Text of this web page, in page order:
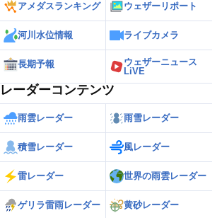
アメダスランキング ウェザーリポート
河川水位情報 ライブカメラ
長期予報
ウェザーニュース
LiVE
レーダーコンテンツ
雨雲レーダー 雨雪レーダー
積雪レーダー 風レーダー
雷レーダー 世界の雨雲レーダー
ゲリラ雷雨レーダー 黄砂レーダー